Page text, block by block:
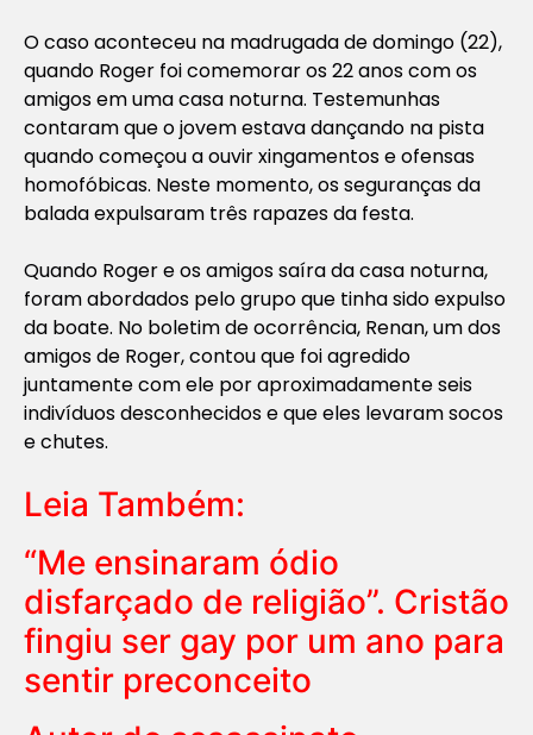
O caso aconteceu na madrugada de domingo (22),
quando Roger foi comemorar os 22 anos com os
amigos em uma casa noturna. Testemunhas
contaram que o jovem estava dançando na pista
quando começou a ouvir xingamentos e ofensas
homofóbicas. Neste momento, os seguranças da
balada expulsaram três rapazes da festa.
Quando Roger e os amigos saíra da casa noturna,
foram abordados pelo grupo que tinha sido expulso
da boate. No boletim de ocorrência, Renan, um dos
amigos de Roger, contou que foi agredido
juntamente com ele por aproximadamente seis
indivíduos desconhecidos e que eles levaram socos
e chutes.
Leia Também:
“Me ensinaram ódio
disfarçado de religião”. Cristão
fingiu ser gay por um ano para
sentir preconceito